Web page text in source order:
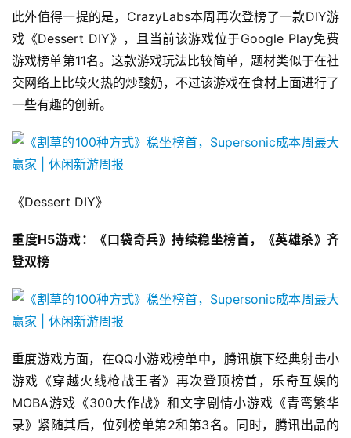
2
0
2
5
第
三
届
金
茶
奖
月
0
日
游
此外值得一提的是，CrazyLabs本周再次登榜了一款DIY游
戏《Dessert DIY》，且当前该游戏位于Google Play免费
游戏榜单第11名。这款游戏玩法比较简单，题材类似于在社
交网络上比较火热的炒酸奶，不过该游戏在食材上面进行了
一些有趣的创新。
《Dessert DIY》
重度H5游戏：《口袋奇兵》持续稳坐榜首，《英雄杀》齐
登双榜
重度游戏方面，在QQ小游戏榜单中，腾讯旗下经典射击小
游戏《穿越火线枪战王者》再次登顶榜首，乐奇互娱的
MOBA游戏《300大作战》和文字剧情小游戏《青鸾繁华
录》紧随其后，位列榜单第2和第3名。同时，腾讯出品的